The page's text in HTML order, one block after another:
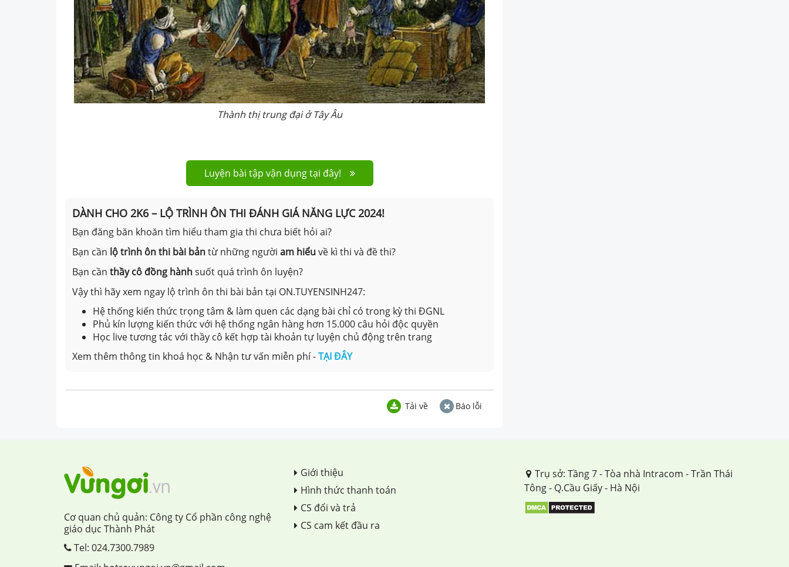
Thành thị trung đại ở Tây Âu
Luyện bài tập vận dụng tại đây!
DÀNH CHO 2K6 – LỘ TRÌNH ÔN THI ĐÁNH GIÁ NĂNG LỰC 2024!
Bạn đăng băn khoăn tìm hiểu tham gia thi chưa biết hỏi ai?
Bạn cần lộ trình ôn thi bài bảntừ những người am hiểuvề kì thi và đề thi?
Bạn cần thầy cô đồng hànhsuốt quá trình ôn luyện?
Vậy thì hãy xem ngay lộ trình ôn thi bài bản tại ON.TUYENSINH247:
Hệ thống kiến thức trọng tâm & làm quen các dạng bài chỉ có trong kỳ thi ĐGNL
Phủ kín lượng kiến thức với hệ thống ngân hàng hơn 15.000 câu hỏi độc quyền
Học live tương tác với thầy cô kết hợp tài khoản tự luyện chủ động trên trang
Xem thêm thông tin khoá học & Nhận tư vấn miễn phí -TẠI ĐÂY
Tải về Báo lỗi
Cơ quan chủ quản: Công ty Cổ phần công nghệ
giáo dục Thành Phát
Tel: 024.7300.7989
Giới thiệu
Hình thức thanh toán
CS đổi và trả
CS cam kết đầu ra
Trụ sở: Tầng 7 - Tòa nhà Intracom - Trần Thái
Tông - Q.Cầu Giấy - Hà Nội